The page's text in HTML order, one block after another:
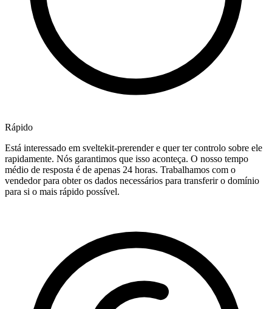
Rápido
Está interessado em sveltekit-prerender e quer ter controlo sobre ele
rapidamente. Nós garantimos que isso aconteça. O nosso tempo
médio de resposta é de apenas 24 horas. Trabalhamos com o
vendedor para obter os dados necessários para transferir o domínio
para si o mais rápido possível.